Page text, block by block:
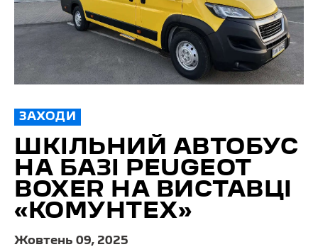
ЗАХОДИ
ШКІЛЬНИЙ АВТОБУС
НА БАЗІ PEUGEOT
BOXER НА ВИСТАВЦІ
«КОМУНТЕХ»
Жовтень 09, 2025